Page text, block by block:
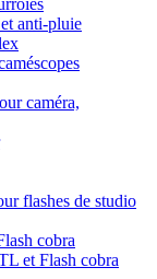
anti-pluie
caméra,
flashes de studio
cobra
et Flash cobra